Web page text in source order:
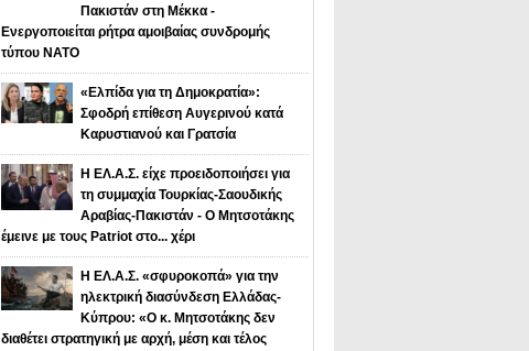
Πακιστάν στη Μέκκα -
Ενεργοποιείται ρήτρα αμοιβαίας συνδρομής
τύπου NATO
«Ελπίδα για τη Δημοκρατία»:
Σφοδρή επίθεση Αυγερινού κατά
Καρυστιανού και Γρατσία
Η ΕΛ.Α.Σ. είχε προειδοποιήσει για
τη συμμαχία Τουρκίας-Σαουδικής
Αραβίας-Πακιστάν - Ο Μητσοτάκης
έμεινε με τους Patriot στο... χέρι
Η ΕΛ.Α.Σ. «σφυροκοπά» για την
ηλεκτρική διασύνδεση Ελλάδας-
Κύπρου: «Ο κ. Μητσοτάκης δεν
διαθέτει στρατηγική με αρχή, μέση και τέλος